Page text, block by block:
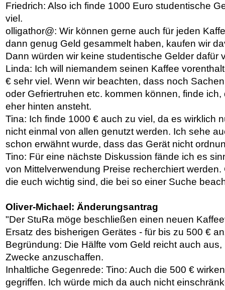
Friedrich: Also ich finde 1000 Euro studentische
viel.
olligathor@: Wir können gerne auch für jeden
dann genug Geld gesammelt haben, kaufen wir
Dann würden wir keine studentische Gelder dafür
Linda: Ich will niemandem seinen Kaffee
€ sehr viel. Wenn wir beachten, dass noch
oder Gefriertruhen etc. kommen können, finde
eher hinten ansteht.
Tina: Ich finde 1000 € auch zu viel, da es wirklich
nicht einmal von allen genutzt werden. Ich sehe
schon erwähnt wurde, dass das Gerät nicht
Tino: Für eine nächste Diskussion fände ich es
von Mittelverwendung Preise recherchiert werden.
die euch wichtig sind, die bei so einer Suche
Oliver-Michael: Änderungsantrag
"Der StuRa möge beschließen einen neuen
Ersatz des bisherigen Gerätes - für bis zu 500 €
Begründung: Die Hälfte vom Geld reicht auch
Zwecke anzuschaffen.
Inhaltliche Gegenrede: Tino: Auch die 500 €
gegriffen. Ich würde mich da auch nicht